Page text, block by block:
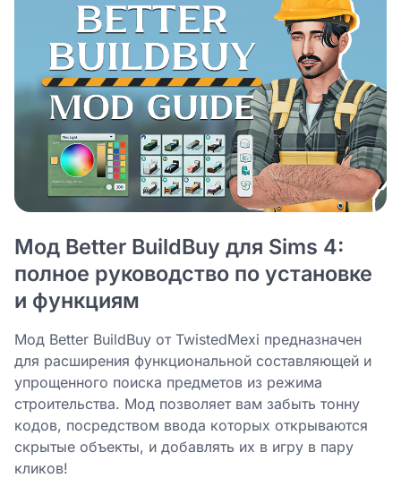
Мод Better BuildBuy для Sims 4:
полное руководство по установке
и функциям
Мод Better BuildBuy от TwistedMexi предназначен
для расширения функциональной составляющей и
упрощенного поиска предметов из режима
строительства. Мод позволяет вам забыть тонну
кодов, посредством ввода которых открываются
скрытые объекты, и добавлять их в игру в пару
кликов!